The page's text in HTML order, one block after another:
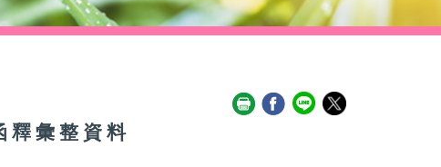
釋彙整資料